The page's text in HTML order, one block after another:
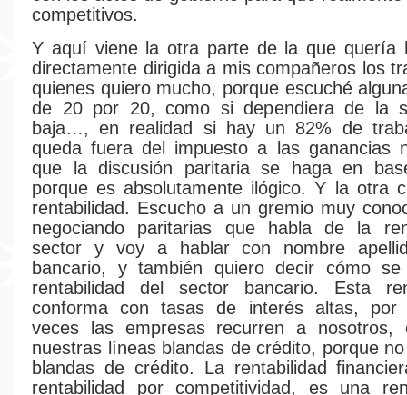
competitivos.
Y aquí viene la otra parte de la que quería
directamente dirigida a mis compañeros los
quienes quiero mucho, porque escuché
de 20 por 20, como si dependiera de la
baja…, en realidad si hay un 82% de
queda fuera del impuesto a las ganancias
que la discusión paritaria se haga en
porque es absolutamente ilógico. Y la otra
rentabilidad. Escucho a un gremio muy
negociando paritarias que habla de la
sector y voy a hablar con nombre
bancario, y también quiero decir cómo
rentabilidad del sector bancario. Esta
conforma con tasas de interés altas, por
veces las empresas recurren a nosotros,
nuestras líneas blandas de crédito, porque
blandas de crédito. La rentabilidad
rentabilidad por competitividad, es una